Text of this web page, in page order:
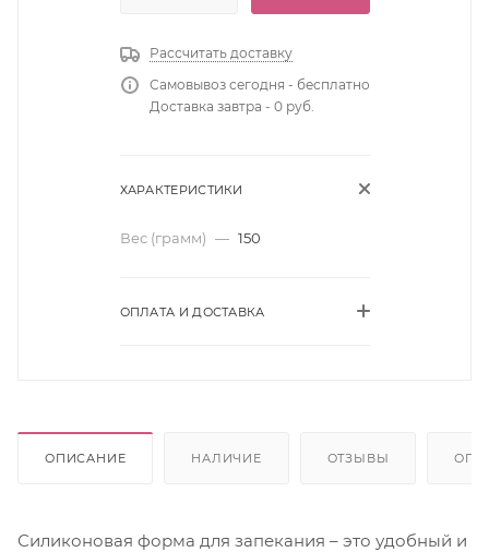
Рассчитать доставку
Самовывоз сегодня - бесплатно
Доставка завтра - 0 руб.
ХАРАКТЕРИСТИКИ
Вес (грамм) — 150
ОПЛАТА И ДОСТАВКА
ОПИСАНИЕ НАЛИЧИЕ ОТЗЫВЫ
Силиконовая форма для запекания – это удобный и